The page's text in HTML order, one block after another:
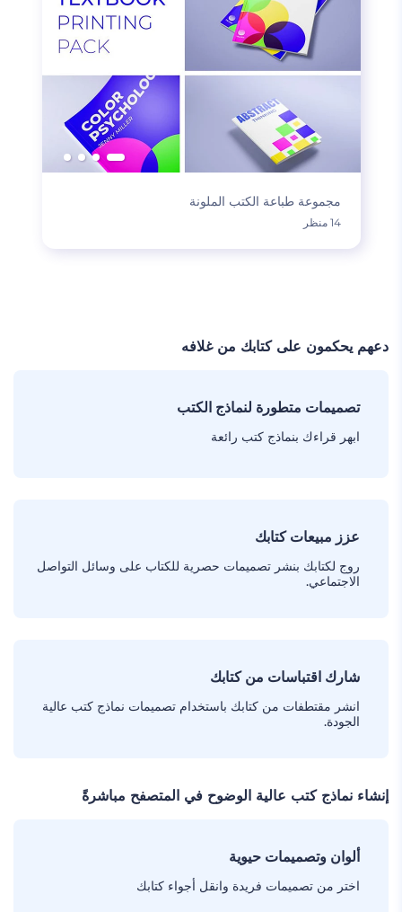
مجموعة طباعة الكتب الملونة
14 منظر
دعهم يحكمون على كتابك من غلافه
تصميمات متطورة لنماذج الكتب
ابهر قراءك بنماذج كتب رائعة
عزز مبيعات كتابك
روج لكتابك بنشر تصميمات حصرية للكتاب على وسائل التواصل
الاجتماعي.
شارك اقتباسات من كتابك
انشر مقتطفات من كتابك باستخدام تصميمات نماذج كتب عالية
الجودة.
إنشاء نماذج كتب عالية الوضوح في المتصفح مباشرةً
ألوان وتصميمات حيوية
اختر من تصميمات فريدة وانقل أجواء كتابك